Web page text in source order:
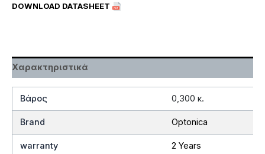
DOWNLOAD DATASHEET
Χαρακτηριστικά
Βάρος 0,300 κ.
Brand Optonica
warranty 2 Years